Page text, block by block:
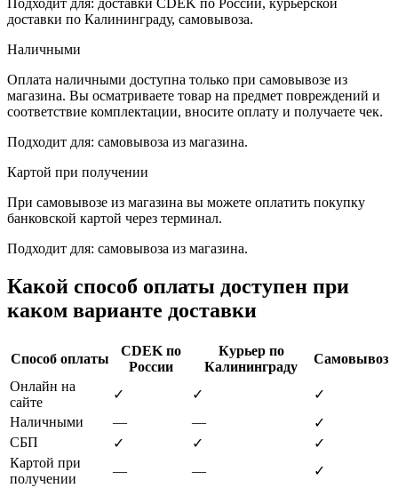
доставки по Калининграду, самовывоза.
Наличными
Оплата наличными доступна только при самовывозе из
магазина. Вы осматриваете товар на предмет повреждений и
соответствие комплектации, вносите оплату и получаете чек.
Подходит для: самовывоза из магазина.
Картой при получении
При самовывозе из магазина вы можете оплатить покупку
банковской картой через терминал.
Подходит для: самовывоза из магазина.
Какой способ оплаты доступен при
каком варианте доставки
Способ оплаты
CDEK по
России
Курьер по
Калининграду
Самовывоз
Онлайн на
сайте
✓ ✓
✓
Наличными
— —
✓
СБП
✓ ✓
✓
Картой при
получении
— —
✓